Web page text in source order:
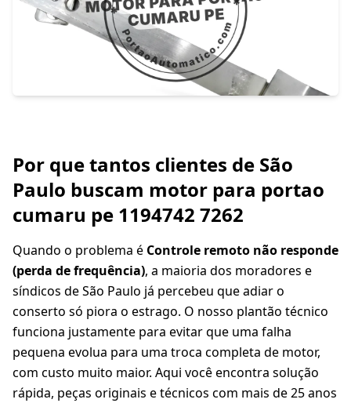
Por que tantos clientes de São
Paulo buscam motor para portao
cumaru pe 1194742 7262
Quando o problema é Controle remoto não responde
(perda de frequência), a maioria dos moradores e
síndicos de São Paulo já percebeu que adiar o
conserto só piora o estrago. O nosso plantão técnico
funciona justamente para evitar que uma falha
pequena evolua para uma troca completa de motor,
com custo muito maior. Aqui você encontra solução
rápida, peças originais e técnicos com mais de 25 anos